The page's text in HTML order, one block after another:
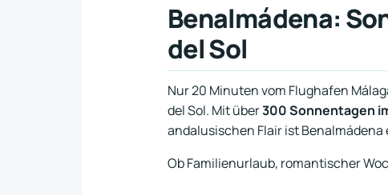
Benalmádena:
del Sol
Nur 20 Minuten vom Flughafen
del Sol. Mit über300 Sonnentagen
andalusischen Flair ist
Ob Familienurlaub, romantischer